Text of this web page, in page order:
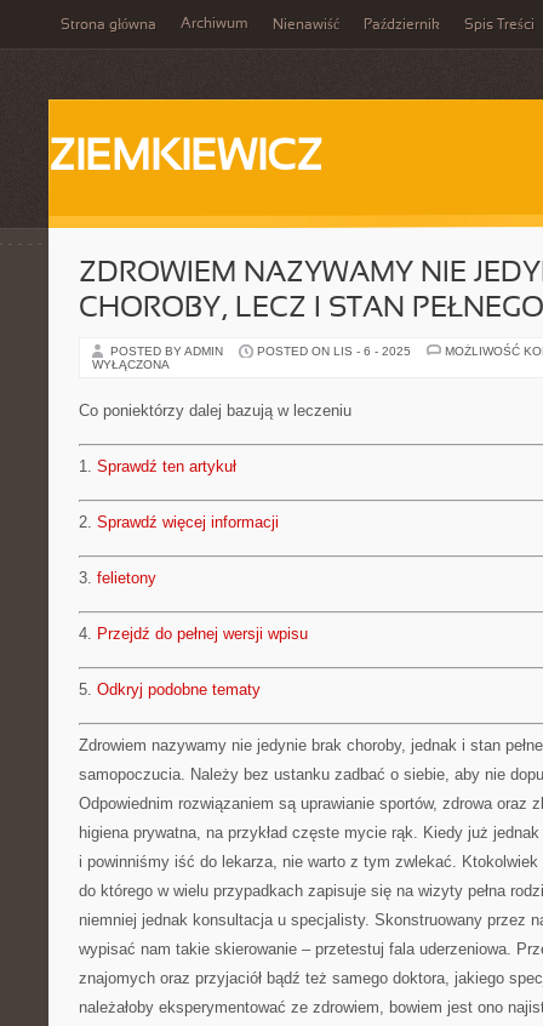
Strona główna Archiwum Nienawiść Październik Spis Treści
ZIEMKIEWICZ
ZDROWIEM NAZYWAMY NIE
CHOROBY, LECZ I STAN PEŁNEGO
POSTED BY ADMIN POSTED ON LIS - 6 - 2025
MOŻLIWOŚĆ
WYŁĄCZONA
Co poniektórzy dalej bazują w leczeniu
1. Sprawdź ten artykuł
2. Sprawdź więcej informacji
3. felietony
4. Przejdź do pełnej wersji wpisu
5. Odkryj podobne tematy
Zdrowiem nazywamy nie jedynie brak choroby, jednak i stan
samopoczucia. Należy bez ustanku zadbać o siebie, aby nie
Odpowiednim rozwiązaniem są uprawianie sportów, zdrowa oraz
higiena prywatna, na przykład częste mycie rąk. Kiedy już
i powinniśmy iść do lekarza, nie warto z tym zwlekać. Ktokolwiek
do którego w wielu przypadkach zapisuje się na wizyty pełna
niemniej jednak konsultacja u specjalisty. Skonstruowany przez
wypisać nam takie skierowanie – przetestuj fala uderzeniowa.
znajomych oraz przyjaciół bądź też samego doktora, jakiego
należałoby eksperymentować ze zdrowiem, bowiem jest ono